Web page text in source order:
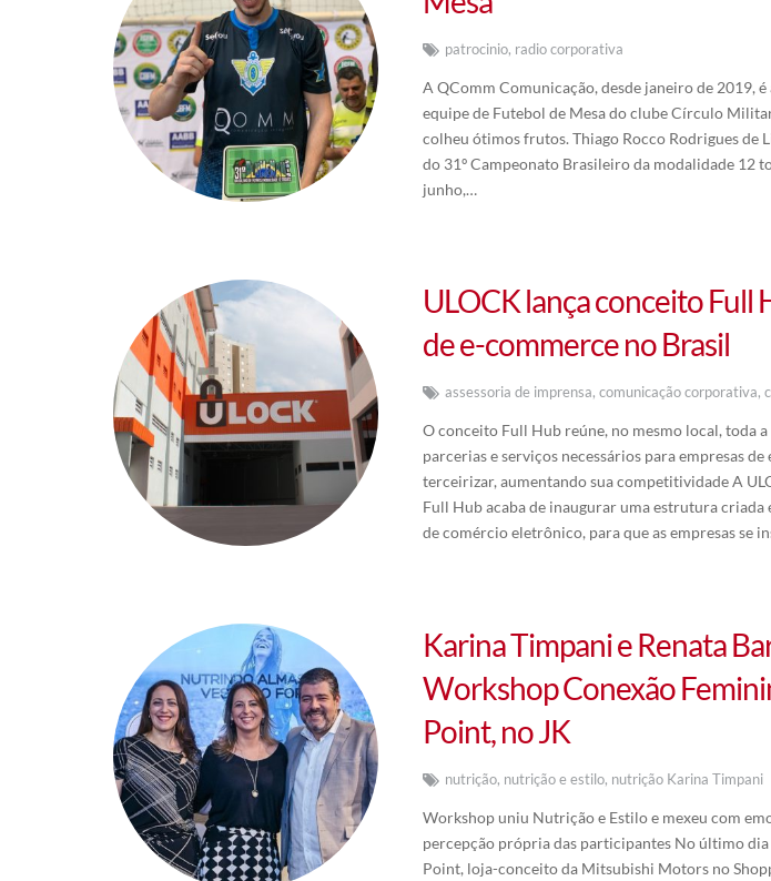
patrocinio, radio corporativa
A QComm Comunicação, desde janeiro de 2019,
equipe de Futebol de Mesa do clube Círculo
colheu ótimos frutos. Thiago Rocco Rodrigues de
do 31º Campeonato Brasileiro da modalidade 12
junho,…
ULOCK lança conceito Full
de e-commerce no Brasil
assessoria de imprensa,comunicação corporativa,
O conceito Full Hub reúne, no mesmo local, toda
parcerias e serviços necessários para empresas
terceirizar, aumentando sua competitividade A
Full Hub acaba de inaugurar uma estrutura criada
de comércio eletrônico, para que as empresas se
Karina Timpani e Renata
Workshop Conexão
Point, no JK
nutrição, nutrição e estilo, nutrição Karina Timpani
Workshop uniu Nutrição e Estilo e mexeu com
percepção própria das participantes No último
Point, loja-conceito da Mitsubishi Motors no